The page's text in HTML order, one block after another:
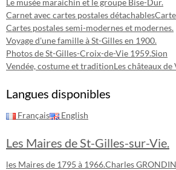
Le musée maraichin et le groupe Bise-Dur.
Carnet avec cartes postales détachables
Cartes postales semi-modernes et modernes.
Voyage d'une famille à St-Gilles en 1900.
Photos de St-Gilles-Croix-de-Vie 1959.Sion
Vendée, costume et traditionLes châteaux de
Langues disponibles
Français English
Les Maires de St-Gilles-sur-Vie.
les Maires de 1795 à 1966.Charles GRONDIN